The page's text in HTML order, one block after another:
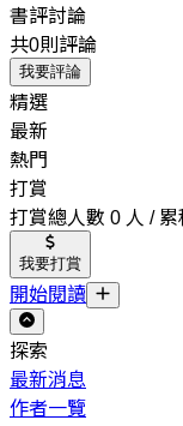
書評討論
共0則評論
我要評論
精選
最新
熱門
打賞
打賞總人數 0 人 /
我要打賞
開始閱讀
探索
最新消息
作者一覽